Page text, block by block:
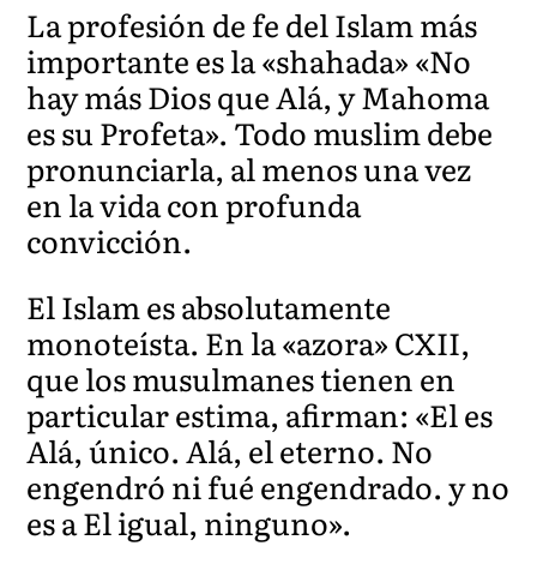
La profesión de fe del Islam más
importante es la «shahada» «No
hay más Dios que Alá, y Mahoma
es su Profeta». Todo muslim debe
pronunciarla, al menos una vez
en la vida con profunda
convicción.
El Islam es absolutamente
monoteísta. En la «azora» CXII,
que los musulmanes tienen en
particular estima, afirman: «El es
Alá, único. Alá, el eterno. No
engendró ni fué engendrado. y no
es a El igual, ninguno».